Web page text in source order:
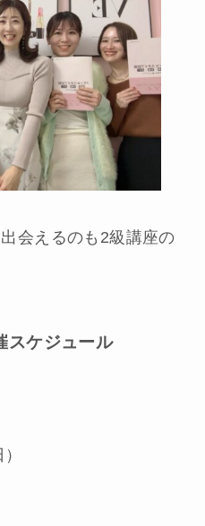
会えるのも2級講座の
スケジュール